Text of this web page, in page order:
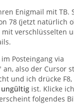
Enigmail mit TB.
78 (jetzt natürlich
verschlüsselten
Posteingang via
also der Cursor
und ich drücke
ungültig ist. Klicke
folgendes